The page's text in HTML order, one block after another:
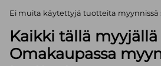
Ei muita käytettyjä tuotteita myynnissä
Kaikki tällä myyjällä
Omakaupassa